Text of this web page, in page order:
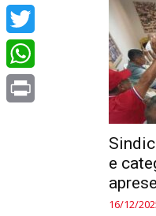
e
16/12/
Facebook
Twitter
WhatsApp